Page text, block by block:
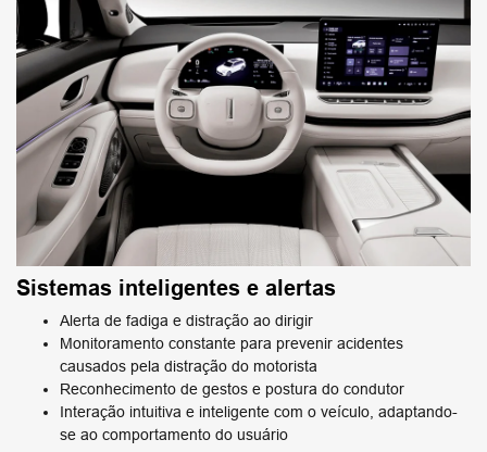
Sistemas inteligentes e alertas
Alerta de fadiga e distração ao dirigir
Monitoramento constante para prevenir acidentes
causados pela distração do motorista
Reconhecimento de gestos e postura do condutor
Interação intuitiva e inteligente com o veículo, adaptando-
se ao comportamento do usuário